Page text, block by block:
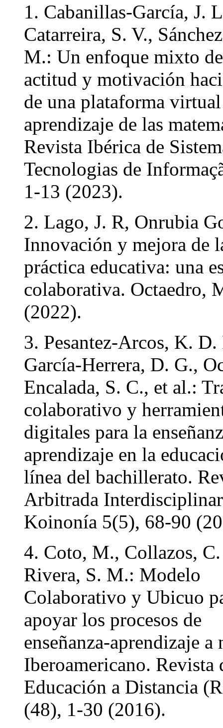
1. Cabanillas-García, J.
Catarreira, S. V.,
M.: Un enfoque mixto
actitud y motivación
de una plataforma
aprendizaje de las
Revista Ibérica de
Tecnologias de
1-13 (2023).
2. Lago, J. R, Onrubia
Innovación y mejora de
práctica educativa: una
colaborativa. Octaedro,
(2022).
3. Pesantez-Arcos, K. D.
García-Herrera, D. G.,
Encalada, S. C., et al.:
colaborativo y
digitales para la
aprendizaje en la
línea del bachillerato.
Arbitrada
Koinonía 5(5), 68-90
4. Coto, M., Collazos,
Rivera, S. M.: Modelo
Colaborativo y Ubicuo
apoyar los procesos de
enseñanza-aprendizaje a
Iberoamericano. Revista
Educación a Distancia
(48), 1-30 (2016).